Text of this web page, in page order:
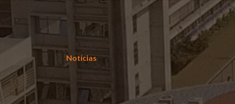
Noticias